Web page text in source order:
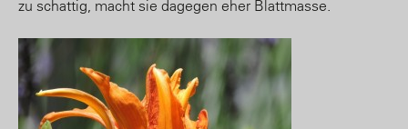
zu schattig, macht sie dagegen eher Blattmasse.